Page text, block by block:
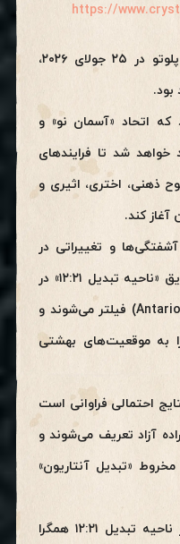
https://
لحظه دقیق سکستایل نپتون و پلوتو در ۲۵ جولای ۲۰۲۶،
اتحاد «آسمان نو» و
خواهد شد تا فرایندهای
ذهنی، اختری، اثیری و
و تغییراتی در
میدان کوانتومی هستند که از طریق «ناحیه تبدیل ۱۲:۲۱» در
«تبدیل آنتاریون» (Antarion Conversion) فیلتر می‌شوند و
به موقعیت‌های بهشتی
احتمالی فراوانی است
آزاد تعریف می‌شوند و
«تبدیل آنتاریون»
هنگامی که بردارهای اراده آزاد در ناحیه تبدیل ۱۲:۲۱ همگرا